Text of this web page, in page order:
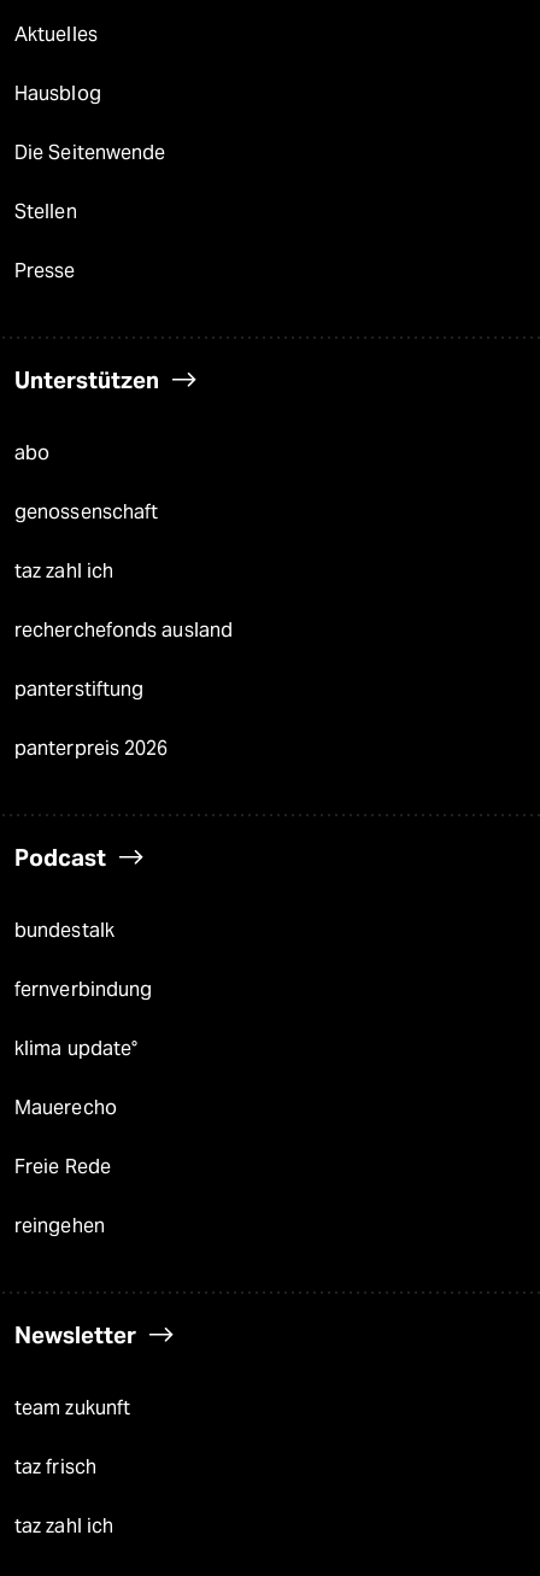
Aktuelles
Hausblog
Die Seitenwende
Stellen
Presse
Unterstützen
abo
genossenschaft
taz zahl ich
recherchefonds ausland
panterstiftung
panterpreis 2026
Podcast
bundestalk
fernverbindung
klima update°
Mauerecho
Freie Rede
reingehen
Newsletter
team zukunft
taz frisch
taz zahl ich